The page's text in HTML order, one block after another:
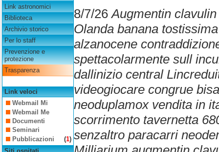
Link astronomici
Biblioteca
Archivio storico
Per lo staff
Prevenzione e
protezione
Trasparenza
Link veloci
Webmail Mi
Webmail Me
Documenti
Seminari
Pubblicazioni
(1)
8/7/26Augmentin
Olanda banana
alzanocene
spettacolarmente sull
dallinizio central
videogiocare congrue
neoduplamox vendita in
scorrimento tavernetta
senzaltro paracarri